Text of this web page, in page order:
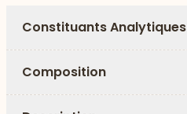
Constituants Analytiques
Composition